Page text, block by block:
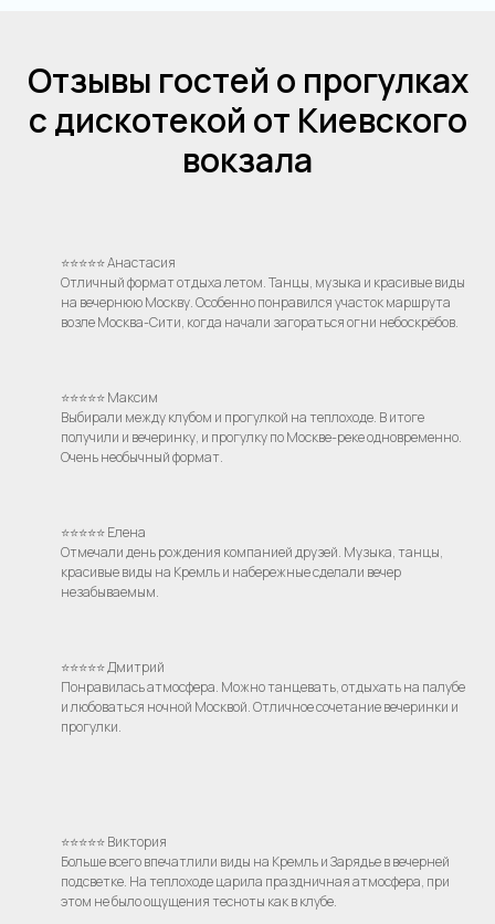
Отзывы гостей о прогулках
с дискотекой от Киевского
вокзала
⭐⭐⭐⭐⭐ Анастасия
Отличный формат отдыха летом. Танцы, музыка и красивые виды
на вечернюю Москву. Особенно понравился участок маршрута
возле Москва-Сити, когда начали загораться огни небоскрёбов.
⭐⭐⭐⭐⭐ Максим
Выбирали между клубом и прогулкой на теплоходе. В итоге
получили и вечеринку, и прогулку по Москве-реке одновременно.
Очень необычный формат.
⭐⭐⭐⭐⭐ Елена
Отмечали день рождения компанией друзей. Музыка, танцы,
красивые виды на Кремль и набережные сделали вечер
незабываемым.
⭐⭐⭐⭐⭐ Дмитрий
Понравилась атмосфера. Можно танцевать, отдыхать на палубе
и любоваться ночной Москвой. Отличное сочетание вечеринки и
прогулки.
⭐⭐⭐⭐⭐ Виктория
Больше всего впечатлили виды на Кремль и Зарядье в вечерней
подсветке. На теплоходе царила праздничная атмосфера, при
этом не было ощущения тесноты как в клубе.